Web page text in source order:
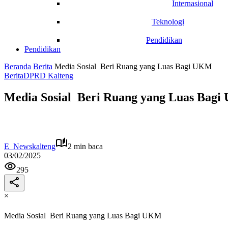
Internasional
Teknologi
Pendidikan
Pendidikan
Beranda Berita Media Sosial Beri Ruang yang Luas Bagi UKM
BeritaDPRD Kalteng
Media Sosial Beri Ruang yang Luas Bagi
E_Newskalteng
2 min baca
03/02/2025
295
×
Media Sosial Beri Ruang yang Luas Bagi UKM